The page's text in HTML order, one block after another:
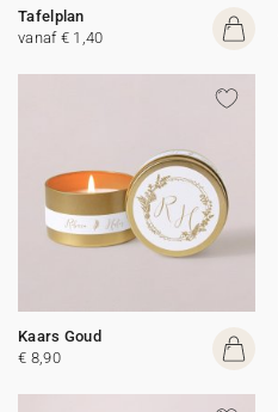
Tafelplan
vanaf € 1,40
Kaars Goud
€ 8,90